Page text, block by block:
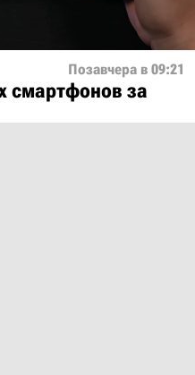
Позавчера в 09:21
смартфонов за